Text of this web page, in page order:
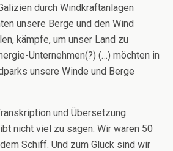
durch Windkraftanlagen
unsere Berge und den Wind
kämpfe, um unser Land zu
Unternehmen(?) (…) möchten in
unsere Winde und Berge
und Übersetzung
nicht viel zu sagen. Wir waren 50
Schiff. Und zum Glück sind wir